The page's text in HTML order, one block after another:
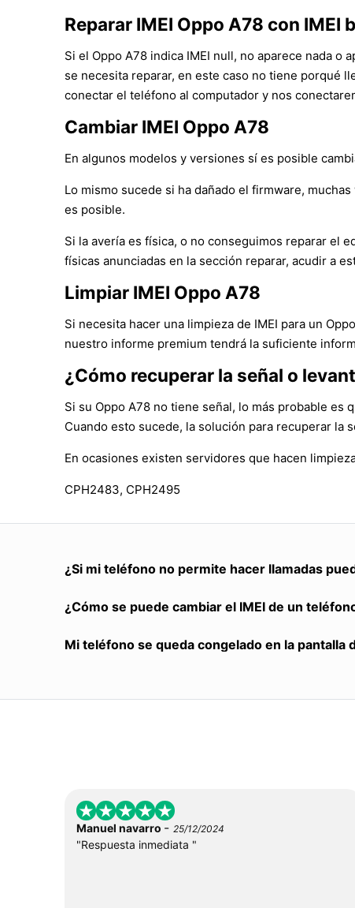
Reparar IMEI Oppo A78 con IMEI
Si el Oppo A78 indica IMEI null, no aparece nada
se necesita reparar, en este caso no tiene porqué
conectar el teléfono al computador y nos
Cambiar IMEI Oppo A78
En algunos modelos y versiones sí es posible
Lo mismo sucede si ha dañado el firmware,
es posible.
Si la avería es física, o no conseguimos reparar el
físicas anunciadas en la sección reparar, acudir a
Limpiar IMEI Oppo A78
Si necesita hacer una limpieza de IMEI para un
nuestro informe premium tendrá la suficiente
¿Cómo recuperar la señal o
Si su Oppo A78 no tiene señal, lo más probable es
Cuando esto sucede, la solución para recuperar la
En ocasiones existen servidores que hacen
CPH2483, CPH2495
¿Si mi teléfono no permite hacer llamadas
¿Cómo se puede cambiar el IMEI de un
Mi teléfono se queda congelado en la pantalla
Manuel navarro - 25/12/2024
"Respuesta inmediata "